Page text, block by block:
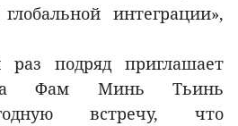
интеграции»,
подряд приглашает
Фам Минь Тьинь
встречу, что